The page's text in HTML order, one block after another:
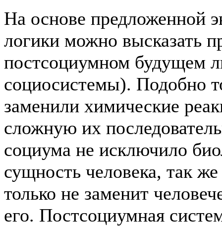
На основе предложенной
логики можно высказать
постсоциумном будущем
социосистемы). Подобно
заменили химические
сложную их
социума не исключило
сущность человека, так
только не заменит
его. Постсоциумная